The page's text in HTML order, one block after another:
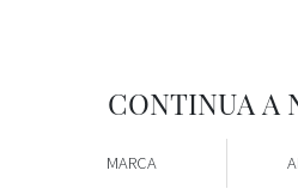
CONTINUA A
MARCA